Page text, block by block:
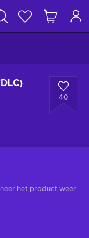
40
het product weer